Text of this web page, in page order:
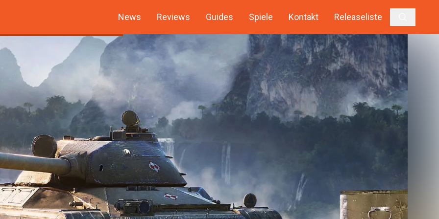
News Reviews Guides Spiele Kontakt Releaseliste